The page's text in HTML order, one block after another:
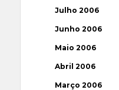
Julho 2006
Junho 2006
Maio 2006
Abril 2006
Março 2006